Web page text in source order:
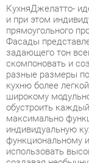
задающего тон
скомпоновать и
разные размеры
кухню более
широкому
обустроить каждый
максимально
индивидуальную
функциональному
использовать
создавая
преимущество
потолка - удобно
используемые